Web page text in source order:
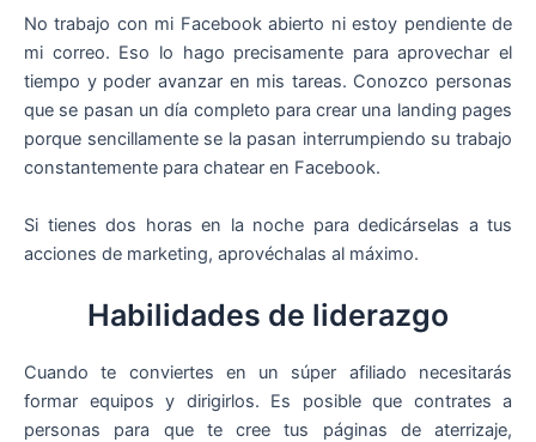
No trabajo con mi Facebook abierto ni estoy pendiente de
mi correo. Eso lo hago precisamente para aprovechar el
tiempo y poder avanzar en mis tareas. Conozco personas
que se pasan un día completo para crear una landing pages
porque sencillamente se la pasan interrumpiendo su trabajo
constantemente para chatear en Facebook.
Si tienes dos horas en la noche para dedicárselas a tus
acciones de marketing, aprovéchalas al máximo.
Habilidades de liderazgo
Cuando te conviertes en un súper afiliado necesitarás
formar equipos y dirigirlos. Es posible que contrates a
personas para que te cree tus páginas de aterrizaje,